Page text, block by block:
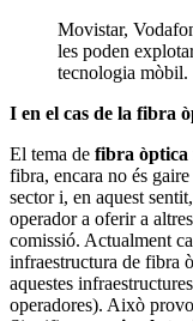
Movistar,
les poden
tecnologia mòbil.
I en el cas de la fibra
El tema de fibra òptica
fibra, encara no és
sector i, en aquest
operador a oferir a
comissió. Actualment
infraestructura de fibra
aquestes
operadores). Això